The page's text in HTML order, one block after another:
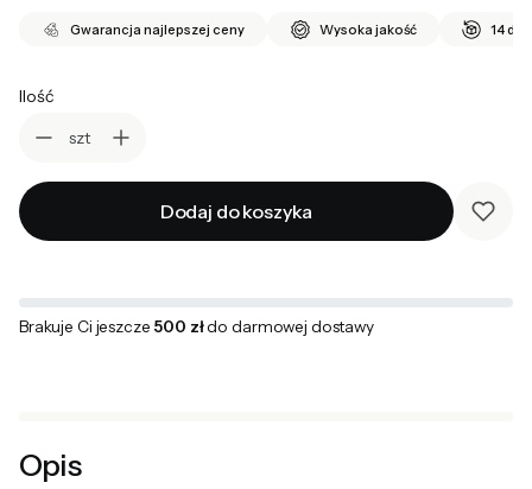
Gwarancja najlepszej ceny Wysoka jakość 14 dni
Ilość
szt
Dodaj do koszyka
Brakuje Ci jeszcze 500 złdo darmowej dostawy
Opis